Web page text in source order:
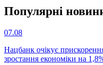
Популярнi
07.08
Нацбанк очікує
зростання економіки на